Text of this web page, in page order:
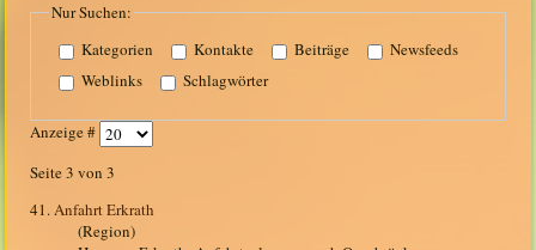
Nur Suchen:
Kategorien
Kontakte Beiträge
Newsfeeds
Weblinks
Schlagwörter
Anzeige #
Seite 3 von 3
41.Anfahrt Erkrath
(Region)